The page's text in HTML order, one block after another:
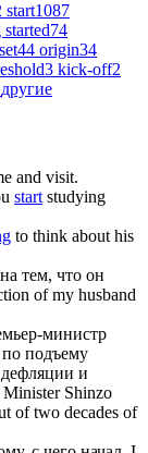
start1087
started74
44 origin34
3 kick-off2
другие
and visit.
startstudying
to think about his
тем, что он
of my husband
министр
по подъему
и
Minister Shinzo
of two decades of